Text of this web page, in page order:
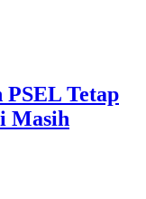
PSEL Tetap
Masih